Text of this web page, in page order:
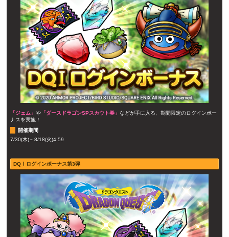
「ジェム」 や 「ダースドラゴンSPスカウト券」 などが手に入る、期間限定のログインボー
ナスを実施！
開催期間
7/30(木)～8/18(火)4:59
DQⅠログインボーナス第3弾